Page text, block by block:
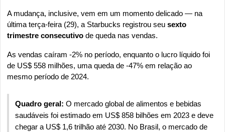
A mudança, inclusive, vem em um momento delicado — na
última terça-feira (29), a Starbucks registrou seu sexto
trimestre consecutivo de queda nas vendas.
As vendas caíram -2% no período, enquanto o lucro líquido foi
de US$ 558 milhões, uma queda de -47% em relação ao
mesmo período de 2024.
Quadro geral: O mercado global de alimentos e bebidas
saudáveis foi estimado em US$ 858 bilhões em 2023 e deve
chegar a US$ 1,6 trilhão até 2030. No Brasil, o mercado de